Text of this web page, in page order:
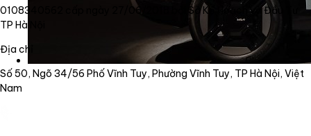
0108340562 cấp ngày 27/06/2018 bởi Sở Kế Hoạch và Đầu Tư
TP Hà Nội
Địa chỉ
Số 50, Ngõ 34/56 Phố Vĩnh Tuy, Phường Vĩnh Tuy, TP Hà Nội, Việt
Nam